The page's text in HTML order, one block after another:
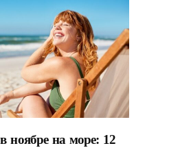
ноябре на море: 12